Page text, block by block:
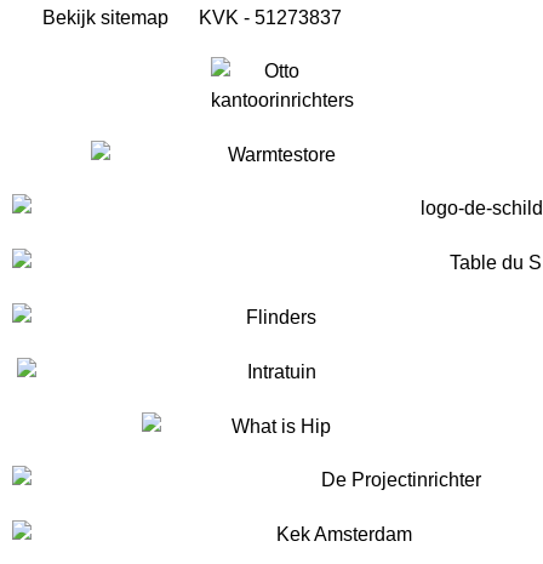
Bekijk sitemap
KVK - 51273837